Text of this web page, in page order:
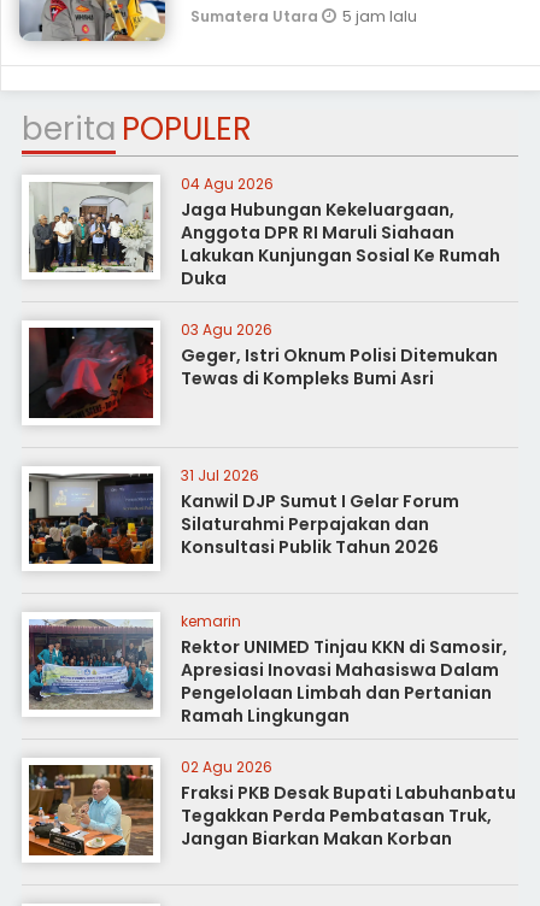
Sumatera Utara 5 jam lalu
berita POPULER
04 Agu 2026
Jaga Hubungan Kekeluargaan,
Anggota DPR RI Maruli Siahaan
Lakukan Kunjungan Sosial Ke Rumah
Duka
03 Agu 2026
Geger, Istri Oknum Polisi Ditemukan
Tewas di Kompleks Bumi Asri
31 Jul 2026
Kanwil DJP Sumut I Gelar Forum
Silaturahmi Perpajakan dan
Konsultasi Publik Tahun 2026
kemarin
Rektor UNIMED Tinjau KKN di Samosir,
Apresiasi Inovasi Mahasiswa Dalam
Pengelolaan Limbah dan Pertanian
Ramah Lingkungan
02 Agu 2026
Fraksi PKB Desak Bupati Labuhanbatu
Tegakkan Perda Pembatasan Truk,
Jangan Biarkan Makan Korban